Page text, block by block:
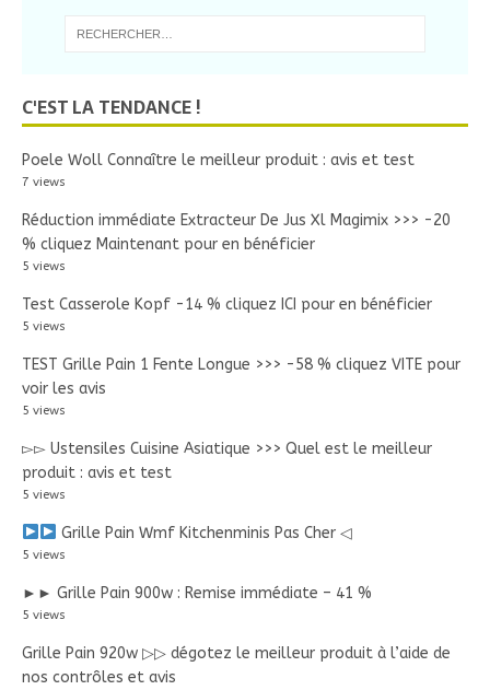
C'EST LA TENDANCE !
Poele Woll Connaître le meilleur produit : avis et test
7 views
Réduction immédiate Extracteur De Jus Xl Magimix >>> -20
% cliquez Maintenant pour en bénéficier
5 views
Test Casserole Kopf -14 % cliquez ICI pour en bénéficier
5 views
TEST Grille Pain 1 Fente Longue >>> -58 % cliquez VITE pour
voir les avis
5 views
▻▻ Ustensiles Cuisine Asiatique >>> Quel est le meilleur
produit : avis et test
5 views
Grille Pain Wmf Kitchenminis Pas Cher ◁
5 views
►► Grille Pain 900w : Remise immédiate – 41 %
5 views
Grille Pain 920w ▷▷ dégotez le meilleur produit à l’aide de
nos contrôles et avis